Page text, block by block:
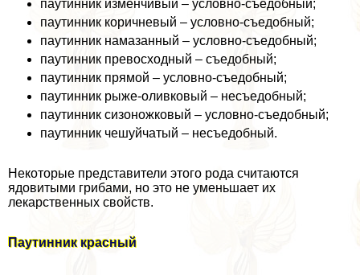
паутинник изменчивый – условно-съедобный;
паутинник коричневый – условно-съедобный;
паутинник намазанный – условно-съедобный;
паутинник превосходный – съедобный;
паутинник прямой – условно-съедобный;
паутинник рыже-оливковый – несъедобный;
паутинник сизоножковый – условно-съедобный;
паутинник чешуйчатый – несъедобный.
Некоторые представители этого рода считаются
ядовитыми грибами, но это не уменьшает их
лекарственных свойств.
Паутинник красный